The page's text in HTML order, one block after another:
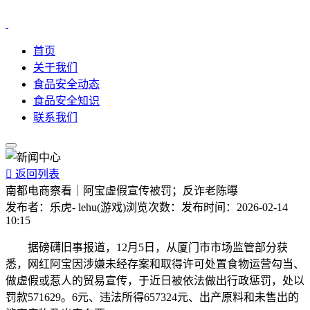
首页
关于我们
食品安全动态
食品安全知识
联系我们
 返回列表
南都电商察看｜阿宝虚假宣传被罚；反诈老陈曝
发布者： 乐虎- lehu(游戏)浏览次数： 发布时间： 2026-02-14
10:15
据磅礴旧事报道，12月5日，从厦门市市场监管部分获
悉，网红阿宝因涉嫌未经存案和取得许可处置食物运营勾当、
做虚假或惹人的贸易宣传，于近日被依法做出行政惩罚，处以
罚款571629。6元、违法所得657324元、出产原料和未售出的